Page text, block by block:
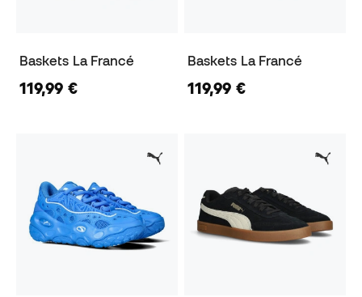
Baskets La Francé
119,99 €
Baskets La Francé
119,99 €